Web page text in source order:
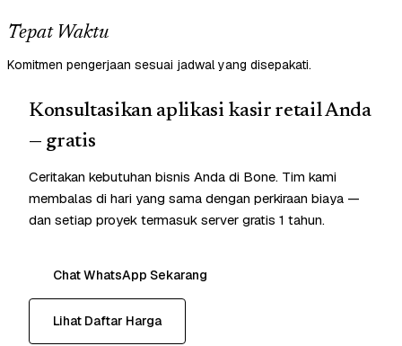
Tepat Waktu
Komitmen pengerjaan sesuai jadwal yang disepakati.
Konsultasikan aplikasi kasir retail Anda
— gratis
Ceritakan kebutuhan bisnis Anda di Bone. Tim kami
membalas di hari yang sama dengan perkiraan biaya —
dan setiap proyek termasuk server gratis 1 tahun.
Chat WhatsApp Sekarang
Lihat Daftar Harga